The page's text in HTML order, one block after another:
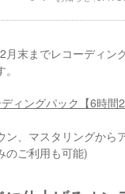
末までレコーディ
ィングパック【6時間
ン、マスタリングか
のご利用も可能)